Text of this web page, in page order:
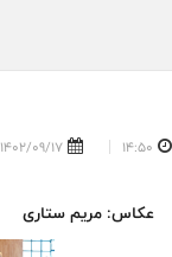
14:50
1402/09/17
عکاس: مریم ستاری